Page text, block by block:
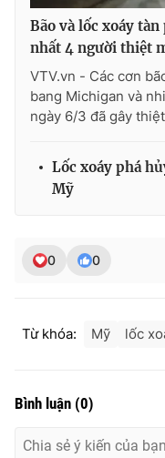
Bão và lốc xoáy
nhất 4 người thiệt
VTV.vn - Các cơn
bang Michigan và
ngày 6/3 đã gây
Lốc xoáy phá
Mỹ
0 0
Từ khóa: Mỹ lốc
Bình luận (0)